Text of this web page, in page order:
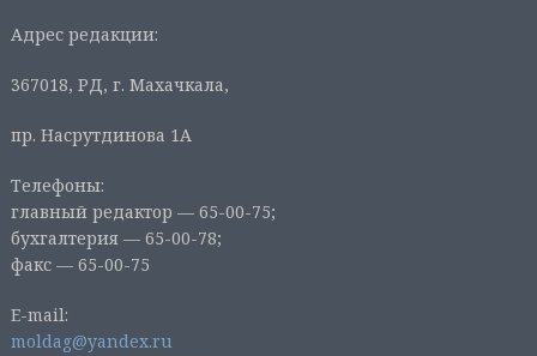
Адрес редакции:
367018, РД, г. Махачкала,
пр. Насрутдинова 1А
Телефоны:
главный редактор — 65-00-75;
бухгалтерия — 65-00-78;
факс — 65-00-75
E-mail:
moldag@yandex.ru